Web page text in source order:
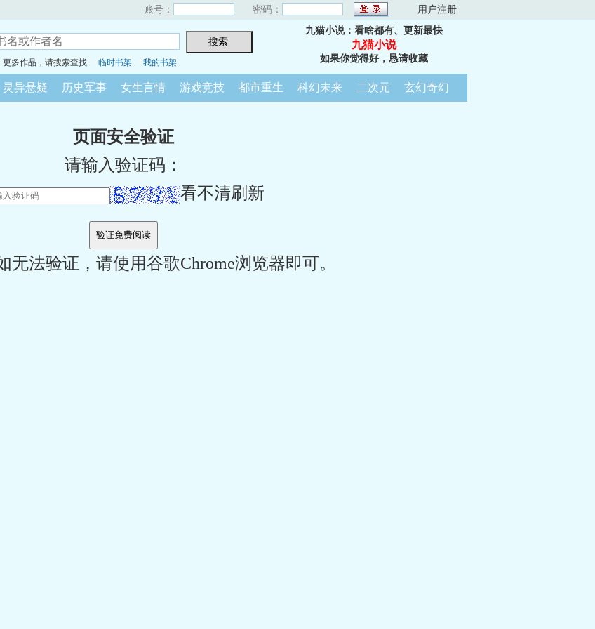
账号： 密码： 用户注册
更多作品，请搜索查找 临时书架 我的书架
九猫小说：看啥都有、更新最快
九猫小说
如果你觉得好，恳请收藏
灵异悬疑 历史军事 女生言情 游戏竞技 都市重生 科幻未来 二次元 玄幻奇幻
页面安全验证
请输入验证码：
看不清刷新
无法验证，请使用谷歌Chrome浏览器即可。